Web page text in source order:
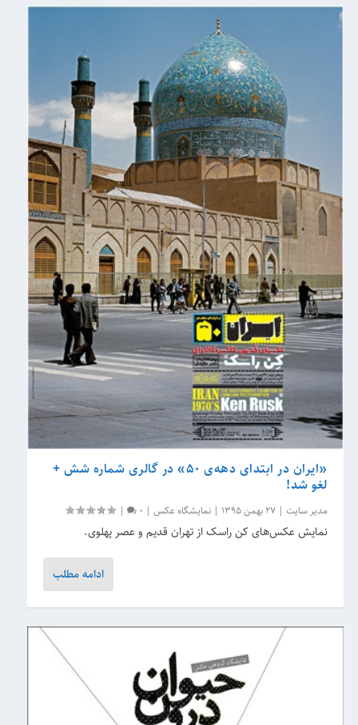
«ایران در ابتدای دهه‌ی ۵۰» در گالری شماره شش +
لغو شد!
مدیر سایت |27 بهمن 1395 |نمایشگاه عکس |
0
|
نمایش عکس‌های کن راسک از تهران قدیم و عصر پهلوی.
ادامه مطلب